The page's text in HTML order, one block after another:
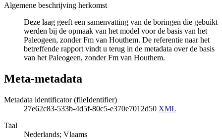
Algemene beschrijving herkomst
Deze laag geeft een samenvatting van de boringen die gebuikt
werden bij de opmaak van het model voor de basis van het
Paleogeen, zonder Fm van Houthem. De referentie naar het
betreffende rapport vindt u terug in de metadata over de basis
van het Paleogeen, zonder Fm van Houthem.
Meta-metadata
Metadata identificator (fileIdentifier)
27e62c83-533b-4d5f-80c5-e370e7012d50 XML
Taal
Nederlands; Vlaams